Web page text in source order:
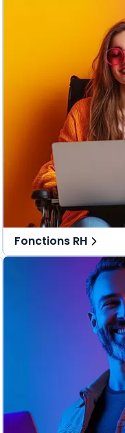
Fonctions RH
Des solutions tout-
pensées pour les
Une offre globale pour
vos missions au